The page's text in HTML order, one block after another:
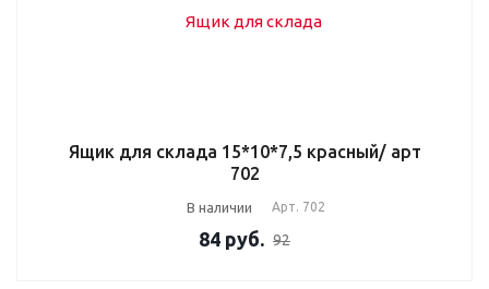
Ящик для склада 15*10*7,5 красный/ арт
702
В наличии Арт. 702
84 руб. 92